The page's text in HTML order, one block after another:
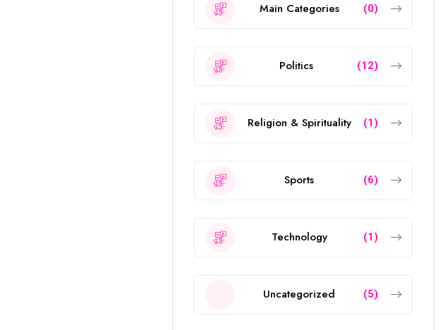
Main Categories (0)
Politics (12)
Religion & Spirituality (1)
Sports (6)
Technology (1)
Uncategorized (5)